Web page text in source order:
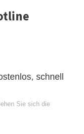
schnell
Sie sich die